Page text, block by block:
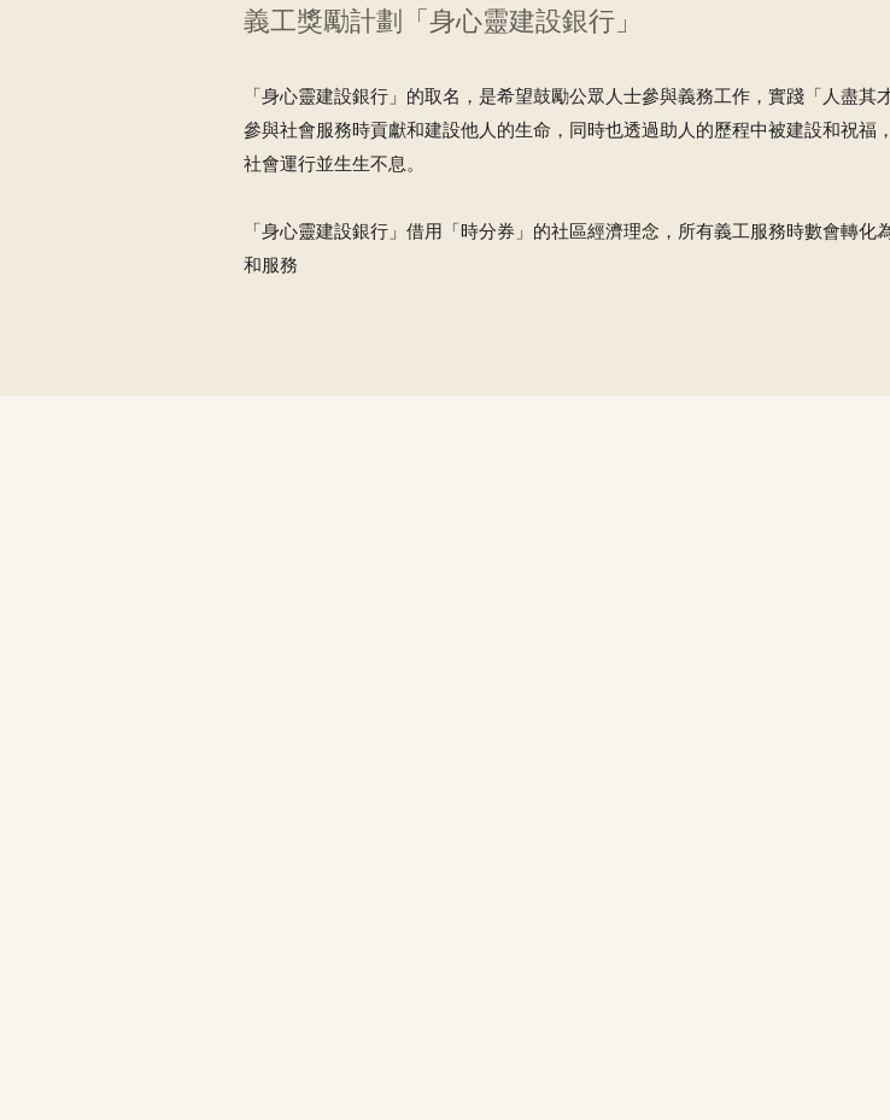
義工獎勵計劃「身心靈建設銀行」
「身心靈建設銀行」的取名，是希望鼓勵公眾人士參與義務工作，實踐「人盡
參與社會服務時貢獻和建設他人的生命，同時也透過助人的歷程中被建設和祝
社會運行並生生不息。
「身心靈建設銀行」借用「時分券」的社區經濟理念，所有義工服務時數會轉
和服務